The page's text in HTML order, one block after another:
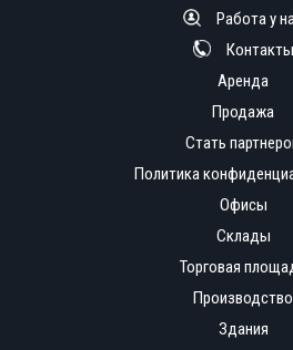
Работа у
Контакты
Аренда
Продажа
Стать
Политика
Офисы
Склады
Торговая
Производство
Здания